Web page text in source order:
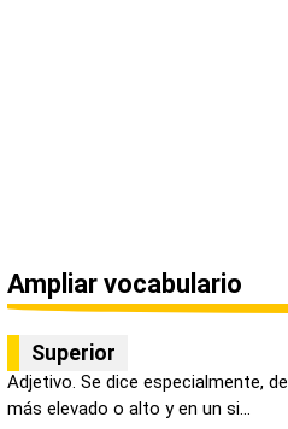
Ampliar vocabulario
Superior
Adjetivo. Se dice especialmente,
más elevado o alto y en un si...